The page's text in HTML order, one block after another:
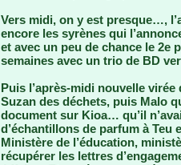
Vers midi, on y est presque…,
encore les syrènes qui
et avec un peu de chance le 2e
semaines avec un trio de BD
Puis l’après-midi nouvelle
Suzan des déchets, puis Malo
document sur Kioa… qu’il
d’échantillons de parfum à Teu
Ministère de l’éducation,
récupérer les lettres